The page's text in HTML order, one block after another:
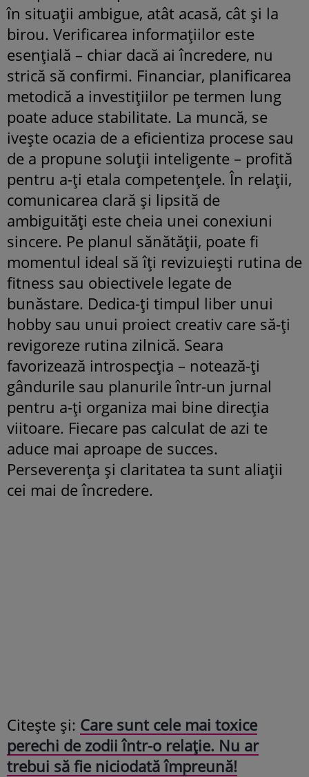
în situații ambigue, atât acasă, cât și la
birou. Verificarea informațiilor este
esențială – chiar dacă ai încredere, nu
strică să confirmi. Financiar, planificarea
metodică a investițiilor pe termen lung
poate aduce stabilitate. La muncă, se
ivește ocazia de a eficientiza procese sau
de a propune soluții inteligente – profită
pentru a-ți etala competențele. În relații,
comunicarea clară și lipsită de
ambiguități este cheia unei conexiuni
sincere. Pe planul sănătății, poate fi
momentul ideal să îți revizuiești rutina de
fitness sau obiectivele legate de
bunăstare. Dedica-ți timpul liber unui
hobby sau unui proiect creativ care să-ți
revigoreze rutina zilnică. Seara
favorizează introspecția – notează-ți
gândurile sau planurile într-un jurnal
pentru a-ți organiza mai bine direcția
viitoare. Fiecare pas calculat de azi te
aduce mai aproape de succes.
Perseverența și claritatea ta sunt aliații
cei mai de încredere.
Citeşte şi: Care sunt cele mai toxice
perechi de zodii într-o relație. Nu ar
trebui să fie niciodată împreună!